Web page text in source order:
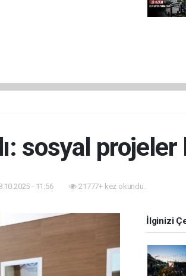
sosyal projeler
- 11:56 21777+ kez okundu.
İlginizi